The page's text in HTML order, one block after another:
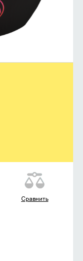
Сравнить